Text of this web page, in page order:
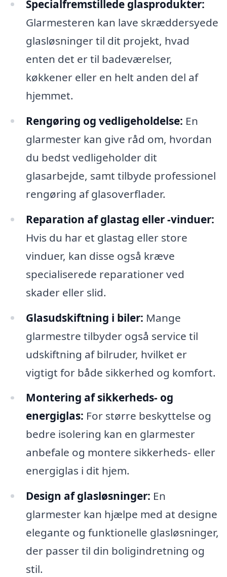
Specialfremstillede glasprodukter:
Glarmesteren kan lave skræddersyede
glasløsninger til dit projekt, hvad
enten det er til badeværelser,
køkkener eller en helt anden del af
hjemmet.
Rengøring og vedligeholdelse: En
glarmester kan give råd om, hvordan
du bedst vedligeholder dit
glasarbejde, samt tilbyde professionel
rengøring af glasoverflader.
Reparation af glastag eller -vinduer:
Hvis du har et glastag eller store
vinduer, kan disse også kræve
specialiserede reparationer ved
skader eller slid.
Glasudskiftning i biler: Mange
glarmestre tilbyder også service til
udskiftning af bilruder, hvilket er
vigtigt for både sikkerhed og komfort.
Montering af sikkerheds- og
energiglas: For større beskyttelse og
bedre isolering kan en glarmester
anbefale og montere sikkerheds- eller
energiglas i dit hjem.
Design af glasløsninger: En
glarmester kan hjælpe med at designe
elegante og funktionelle glasløsninger,
der passer til din boligindretning og
stil.